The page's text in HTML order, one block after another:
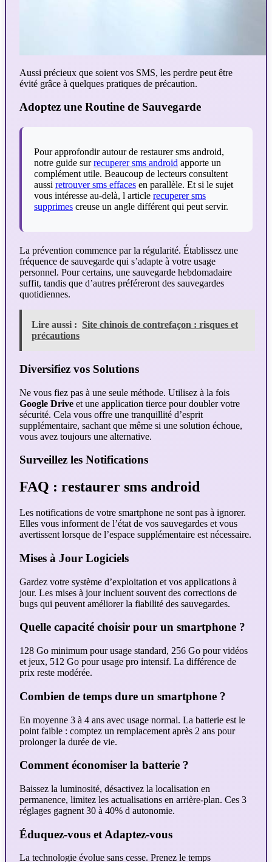
Aussi précieux que soient vos SMS, les perdre peut être
évité grâce à quelques pratiques de précaution.
Adoptez une Routine de Sauvegarde
Pour approfondir autour de restaurer sms android,
notre guide surrecuperer sms android apporte un
complément utile. Beaucoup de lecteurs consultent
aussi retrouver sms effaces en parallèle. Et si le sujet
vous intéresse au-delà, l article recuperer sms
supprimes creuse un angle différent qui peut servir.
La prévention commence par la régularité. Établissez une
fréquence de sauvegarde qui s’adapte à votre usage
personnel. Pour certains, une sauvegarde hebdomadaire
suffit, tandis que d’autres préféreront des sauvegardes
quotidiennes.
Lire aussi : Site chinois de contrefaçon : risques et
précautions
Diversifiez vos Solutions
Ne vous fiez pas à une seule méthode. Utilisez à la fois
Google Drive et une application tierce pour doubler votre
sécurité. Cela vous offre une tranquillité d’esprit
supplémentaire, sachant que même si une solution échoue,
vous avez toujours une alternative.
Surveillez les Notifications
FAQ : restaurer sms android
Les notifications de votre smartphone ne sont pas à ignorer.
Elles vous informent de l’état de vos sauvegardes et vous
avertissent lorsque de l’espace supplémentaire est nécessaire.
Mises à Jour Logiciels
Gardez votre système d’exploitation et vos applications à
jour. Les mises à jour incluent souvent des corrections de
bugs qui peuvent améliorer la fiabilité des sauvegardes.
Quelle capacité choisir pour un smartphone ?
128 Go minimum pour usage standard, 256 Go pour vidéos
et jeux, 512 Go pour usage pro intensif. La différence de
prix reste modérée.
Combien de temps dure un smartphone ?
En moyenne 3 à 4 ans avec usage normal. La batterie est le
point faible : comptez un remplacement après 2 ans pour
prolonger la durée de vie.
Comment économiser la batterie ?
Baissez la luminosité, désactivez la localisation en
permanence, limitez les actualisations en arrière-plan. Ces 3
réglages gagnent 30 à 40% d autonomie.
Éduquez-vous et Adaptez-vous
La technologie évolue sans cesse. Prenez le temps